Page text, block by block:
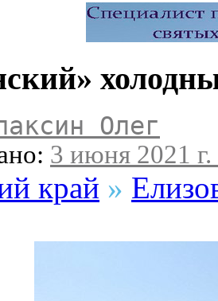
Олег
3 июня 2021
край »